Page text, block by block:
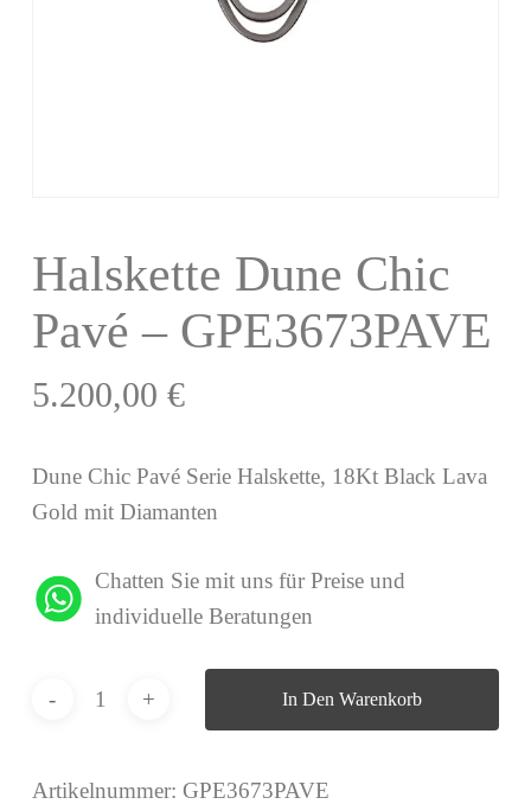
Halskette Dune Chic
Pavé – GPE3673PAVE
5.200,00 €
Dune Chic Pavé Serie Halskette, 18Kt Black Lava
Gold mit Diamanten
Chatten Sie mit uns für Preise und
individuelle Beratungen
In Den Warenkorb
Artikelnummer: GPE3673PAVE